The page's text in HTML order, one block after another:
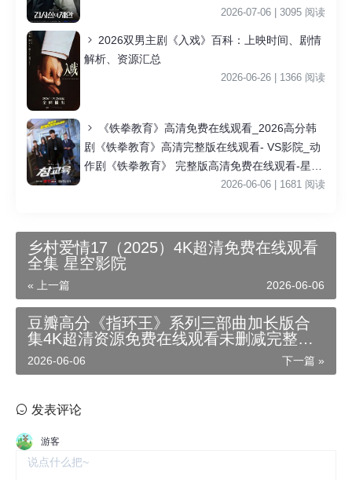
2026-07-06 | 3095 阅读
2026双男主剧《入戏》百科：上映时间、剧情
解析、资源汇总
2026-06-26 | 1366 阅读
《铁拳教育》高清免费在线观看_2026高分韩
剧《铁拳教育》高清完整版在线观看- VS影院_动
作剧《铁拳教育》 完整版高清免费在线观看-星空
影院李星民主演《铁拳教育》无广告_VS影视
2026-06-06 | 1681 阅读
乡村爱情17（2025）4K超清免费在线观看
全集 星空影院
« 上一篇 2026-06-06
豆瓣高分《指环王》系列三部曲加长版合
集4K超清资源免费在线观看未删减完整版_
夸克迅雷百度网盘影视资源链接免费下载
中土迷必看：《指环王》加长版全解析与
下一篇 »
2026-06-06
发表评论
游客